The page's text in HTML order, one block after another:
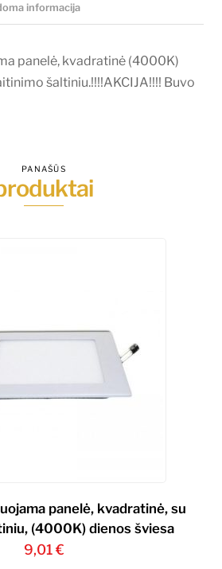
informacija
panelė, kvadratinė (4000K)
šaltiniu.!!!!AKCIJA!!!! Buvo
PANAŠŪS
panelė, kvadratinė, su
(4000K) dienos šviesa
9,01€